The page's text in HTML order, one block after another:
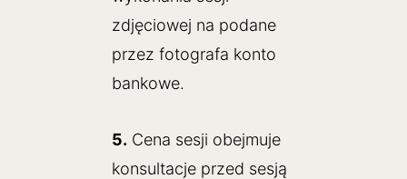
zdjęciowej na podane
przez fotografa konto
bankowe.
5. Cena sesji obejmuje
konsultacje przed sesją